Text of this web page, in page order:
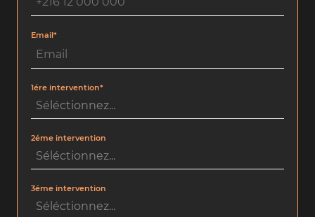
Email*
1ére intervention*
2éme intervention
3éme intervention